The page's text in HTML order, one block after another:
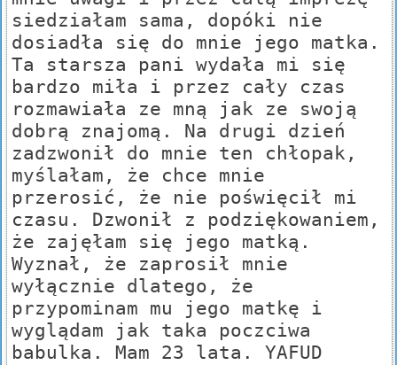
siedziałam sama, dopóki nie
dosiadła się do mnie jego matka.
Ta starsza pani wydała mi się
bardzo miła i przez cały czas
rozmawiała ze mną jak ze swoją
dobrą znajomą. Na drugi dzień
zadzwonił do mnie ten chłopak,
myślałam, że chce mnie
przerosić, że nie poświęcił mi
czasu. Dzwonił z podziękowaniem,
że zajęłam się jego matką.
Wyznał, że zaprosił mnie
wyłącznie dlatego, że
przypominam mu jego matkę i
wyglądam jak taka poczciwa
babulka. Mam 23 lata. YAFUD